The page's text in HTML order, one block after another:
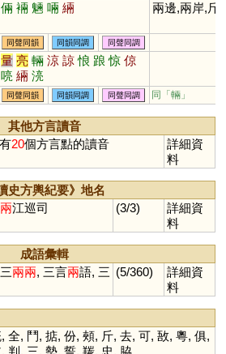
倆 裲 魎 啢 緉 兩邊,兩岸,斤
同聲同韻 同韻同調 同聲同調
量 亮 輛 涼 諒 悢 踉 惊 倞
喨 緉 湸
同聲同韻 同韻同調 同聲同調 同「輛 」
其他方言讀音
20個方言點的讀音
詳細資
料
史方輿紀要》地名
兩江巡司 (3/3)
詳細資
料
成語彙輯
兩兩, 三言兩語, 三 (5/360)
詳細資
料
, 全, 鬥, 掂, 份, 頰, 斤, 去, 可, 敔, 粵, 俱,